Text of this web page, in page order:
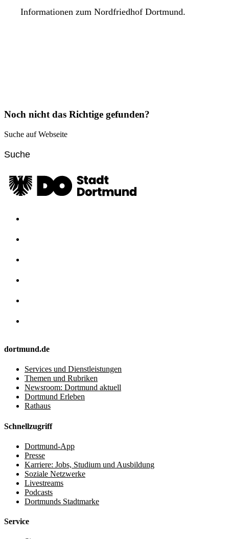
Informationen zum Nordfriedhof Dortmund.
Noch nicht das Richtige gefunden?
Suche auf Webseite
dortmund.de
Services und Dienstleistungen
Themen und Rubriken
Newsroom: Dortmund aktuell
Dortmund Erleben
Rathaus
Schnellzugriff
Dortmund-App
Presse
Karriere: Jobs, Studium und Ausbildung
Soziale Netzwerke
Livestreams
Podcasts
Dortmunds Stadtmarke
Service